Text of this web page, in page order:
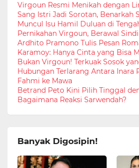
Virgoun Resmi Menikah dengan
Sang Istri Jadi Sorotan, Benarkah
Muncul Isu Hamil Duluan di
Pernikahan Virgoun, Berawal
Ardhito Pramono Tulis Pesan
Karamoy: Hanya Cinta yang Bisa
Bukan Virgoun! Terkuak Sosok
Hubungan Terlarang Antara Inara
Fahmi ke Mawa
Betrand Peto Kini Pilih Tinggal
Bagaimana Reaksi Sarwendah?
Banyak Digosipin!